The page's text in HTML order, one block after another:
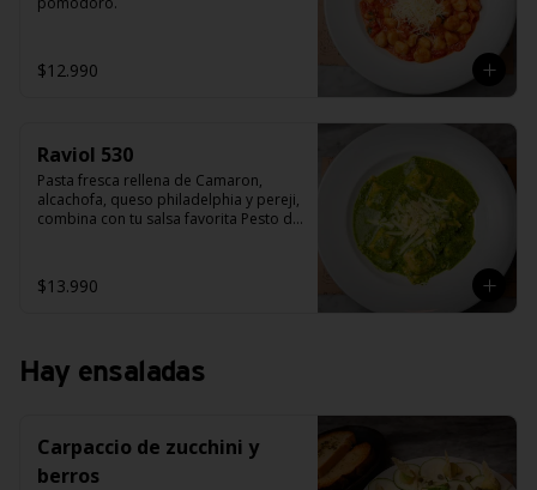
$12.990
Raviol 530
Pasta fresca rellena de Camaron,
alcachofa, queso philadelphia y pereji,
combina con tu salsa favorita Pesto de
$13.990
Hay ensaladas
Carpaccio de zucchini y
berros